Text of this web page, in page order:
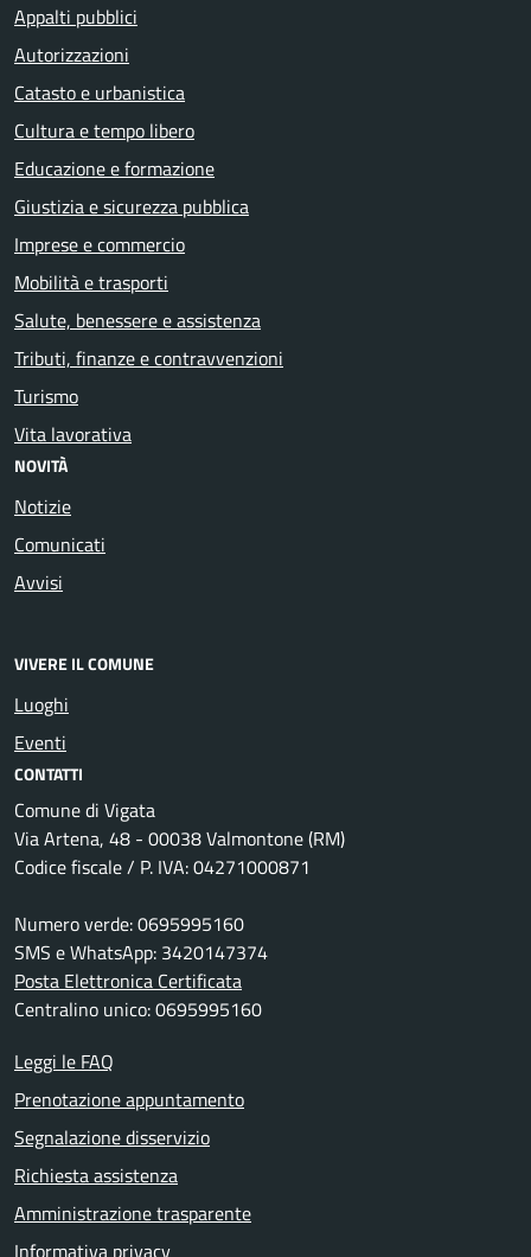
Appalti pubblici
Autorizzazioni
Catasto e urbanistica
Cultura e tempo libero
Educazione e formazione
Giustizia e sicurezza pubblica
Imprese e commercio
Mobilità e trasporti
Salute, benessere e assistenza
Tributi, finanze e contravvenzioni
Turismo
Vita lavorativa
NOVITÀ
Notizie
Comunicati
Avvisi
VIVERE IL COMUNE
Luoghi
Eventi
CONTATTI
Comune di Vigata
Via Artena, 48 - 00038 Valmontone (RM)
Codice fiscale / P. IVA: 04271000871
Numero verde: 0695995160
SMS e WhatsApp: 3420147374
Posta Elettronica Certificata
Centralino unico: 0695995160
Leggi le FAQ
Prenotazione appuntamento
Segnalazione disservizio
Richiesta assistenza
Amministrazione trasparente
Informativa privacy